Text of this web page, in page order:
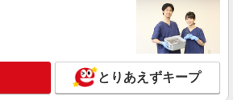
とりあえずキープ